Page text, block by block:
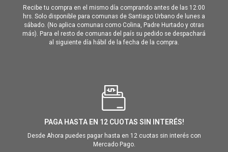
Recibe tu compra en el mismo día comprando antes de las 12:00
hrs. Solo disponible para comunas de Santiago Urbano de lunes a
sábado. (No aplica comunas como Colina, Padre Hurtado y otras
más). Para el resto de comunas del país su pedido se despachará
al siguiente día hábil de la fecha de la compra.
PAGA HASTA EN 12 CUOTAS SIN INTERÉS!
Desde Ahora puedes pagar hasta en 12 cuotas sin interés con
Mercado Pago.